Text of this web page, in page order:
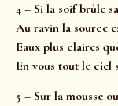
4 – Si la soif brûle
Au ravin la source
Eaux plus claires
En vous tout le ciel
5 – Sur la mousse